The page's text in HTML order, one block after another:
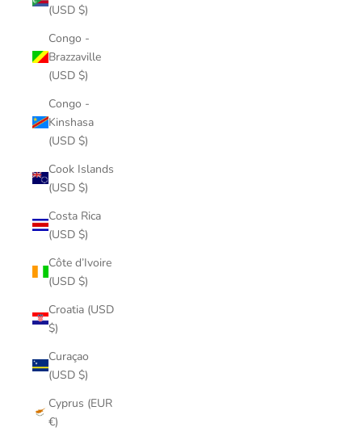
(USD $)
Congo -
Brazzaville
(USD $)
Congo -
Kinshasa
(USD $)
Cook Islands
(USD $)
Costa Rica
(USD $)
Côte d’Ivoire
(USD $)
Croatia (USD
$)
Curaçao
(USD $)
Cyprus (EUR
€)